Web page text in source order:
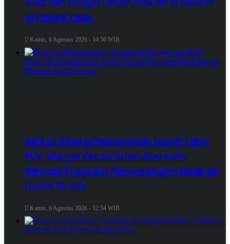
Soal Alih fungsi Lahan Sawah Produktif
di Pantai Labu
Kamis, 6 Agustus 2026 - 14:56 WIB
Berkat Sinergi Pemerintah Nagari dan
PLN, Warga Kecamatan Dua Koto
Nikmati Program Pemasangan Meteran
Listrik Gratis
Kamis, 6 Agustus 2026 - 12:54 WIB